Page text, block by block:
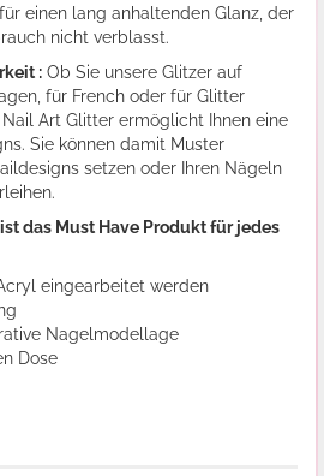
einen lang anhaltenden Glanz, der
nicht verblasst.
: Ob Sie unsere Glitzer auf
für French oder für Glitter
Art Glitter ermöglicht Ihnen eine
Sie können damit Muster
setzen oder Ihren Nägeln
das Must Have Produkt für jedes
eingearbeitet werden
Nagelmodellage
Dose